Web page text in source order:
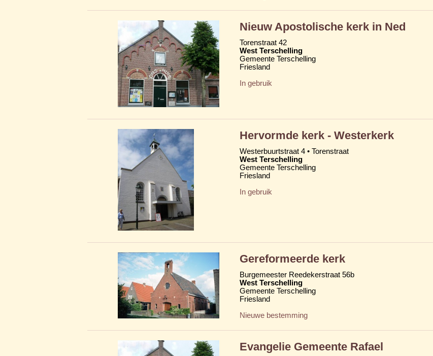
Nieuw Apostolische kerk in Ned
Torenstraat 42
West Terschelling
Gemeente Terschelling
Friesland
In gebruik
Hervormde kerk - Westerkerk
Westerbuurtstraat 4 • Torenstraat
West Terschelling
Gemeente Terschelling
Friesland
In gebruik
Gereformeerde kerk
Burgemeester Reedekerstraat 56b
West Terschelling
Gemeente Terschelling
Friesland
Nieuwe bestemming
Evangelie Gemeente Rafael